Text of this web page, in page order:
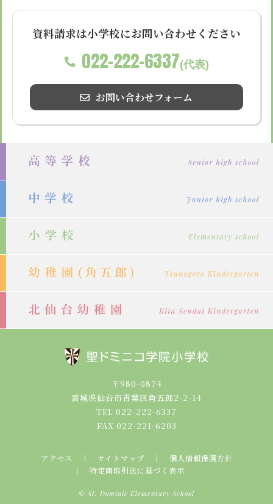
資料請求は小学校にお問い合わせください
022-222-6337(代表)
お問い合わせフォーム
〒980-0874
宮城県仙台市青葉区角五郎2-2-14
TEL 022-222-6337
FAX 022-221-6203
アクセス サイトマップ
個人情報保護方針
特定商取引法に基づく表示
© St. Dominic Elementary School